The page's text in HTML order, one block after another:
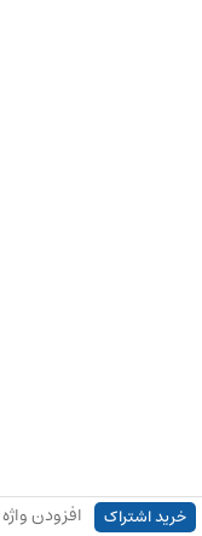
خرید اشتراک افزودن واژه